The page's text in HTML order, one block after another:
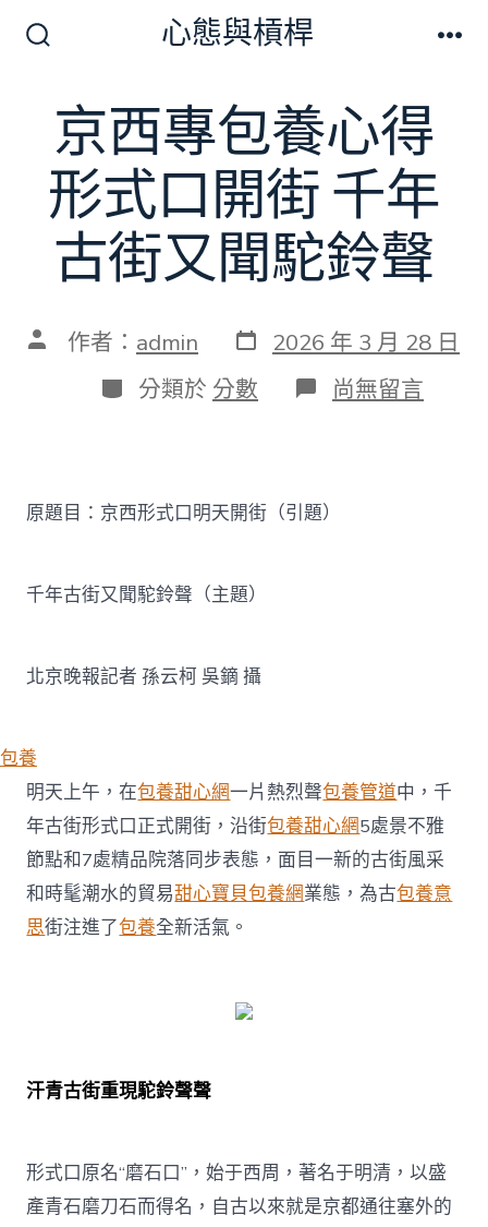
切
換
開
關
心態與槓桿
京西專包養心得
形式口開街 千年
古街又聞駝鈴聲
文 作者： admin 發
表
日
期
2026 年 3 月 28 日
分
類
分類於 分數 在
〈京
聞
駝
鈴
聲〉
中
尚無留言
原題目：京西形式口明天開街（引題）
千年古街又聞駝鈴聲（主題）
北京晚報記者 孫云柯 吳鏑 攝
包養
明天上午，在包養甜心網一片熱烈聲包養管道中，千
年古街形式口正式開街，沿街包養甜心網5處景不雅
節點和7處精品院落同步表態，面目一新的古街風采
和時髦潮水的貿易甜心寶貝包養網業態，為古包養意
思街注進了包養全新活氣。
汗青古街重現駝鈴聲聲
形式口原名“磨石口”，始于西周，著名于明清，以盛
產青石磨刀石而得名，自古以來就是京都通往塞外的